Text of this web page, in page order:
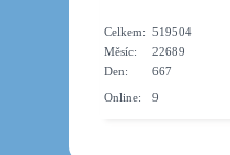
Online: 9
Celkem: 519504
Měsíc:
22689
Den:
667